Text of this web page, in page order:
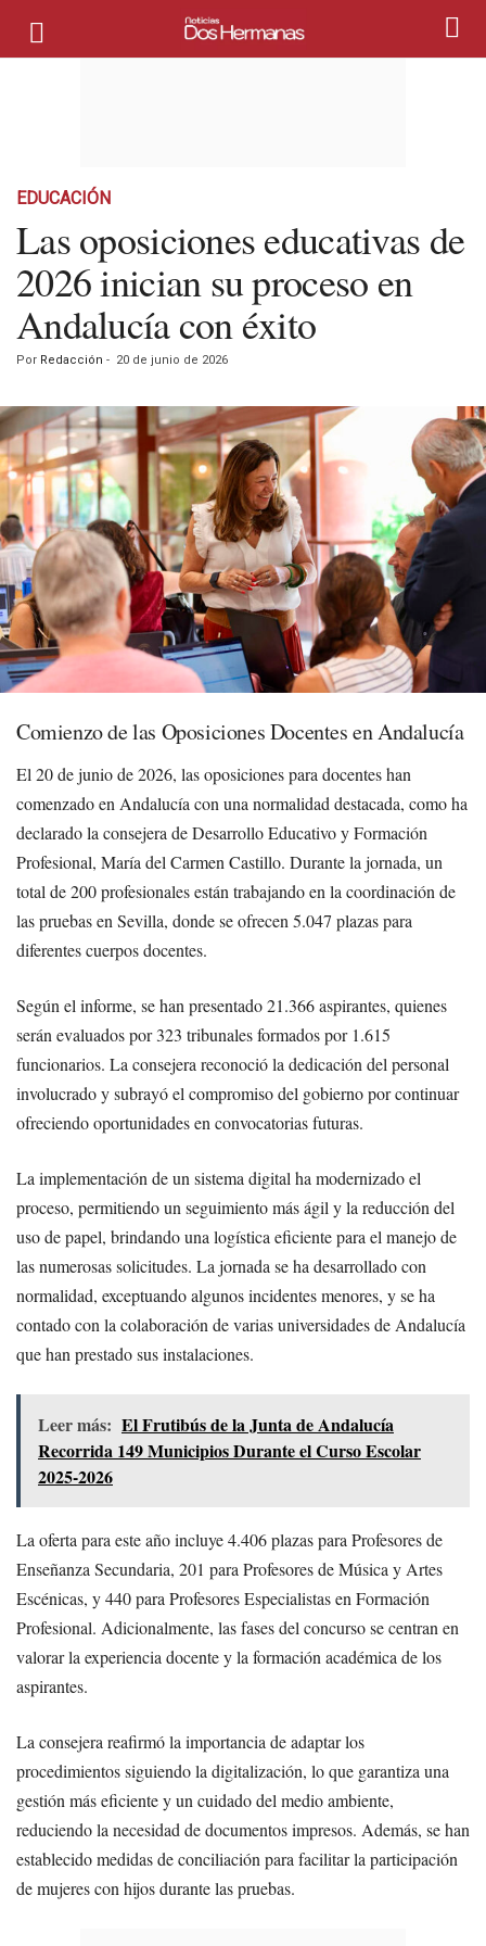
EDUCACIÓN
Las oposiciones educativas de
2026 inician su proceso en
Andalucía con éxito
Por Redacción - 20 de junio de 2026
Comienzo de las Oposiciones Docentes en Andalucía
El 20 de junio de 2026, las oposiciones para docentes han
comenzado en Andalucía con una normalidad destacada, como ha
declarado la consejera de Desarrollo Educativo y Formación
Profesional, María del Carmen Castillo. Durante la jornada, un
total de 200 profesionales están trabajando en la coordinación de
las pruebas en Sevilla, donde se ofrecen 5.047 plazas para
diferentes cuerpos docentes.
Según el informe, se han presentado 21.366 aspirantes, quienes
serán evaluados por 323 tribunales formados por 1.615
funcionarios. La consejera reconoció la dedicación del personal
involucrado y subrayó el compromiso del gobierno por continuar
ofreciendo oportunidades en convocatorias futuras.
La implementación de un sistema digital ha modernizado el
proceso, permitiendo un seguimiento más ágil y la reducción del
uso de papel, brindando una logística eficiente para el manejo de
las numerosas solicitudes. La jornada se ha desarrollado con
normalidad, exceptuando algunos incidentes menores, y se ha
contado con la colaboración de varias universidades de Andalucía
que han prestado sus instalaciones.
Leer más: El Frutibús de la Junta de Andalucía
Recorrida 149 Municipios Durante el Curso Escolar
2025-2026
La oferta para este año incluye 4.406 plazas para Profesores de
Enseñanza Secundaria, 201 para Profesores de Música y Artes
Escénicas, y 440 para Profesores Especialistas en Formación
Profesional. Adicionalmente, las fases del concurso se centran en
valorar la experiencia docente y la formación académica de los
aspirantes.
La consejera reafirmó la importancia de adaptar los
procedimientos siguiendo la digitalización, lo que garantiza una
gestión más eficiente y un cuidado del medio ambiente,
reduciendo la necesidad de documentos impresos. Además, se han
establecido medidas de conciliación para facilitar la participación
de mujeres con hijos durante las pruebas.